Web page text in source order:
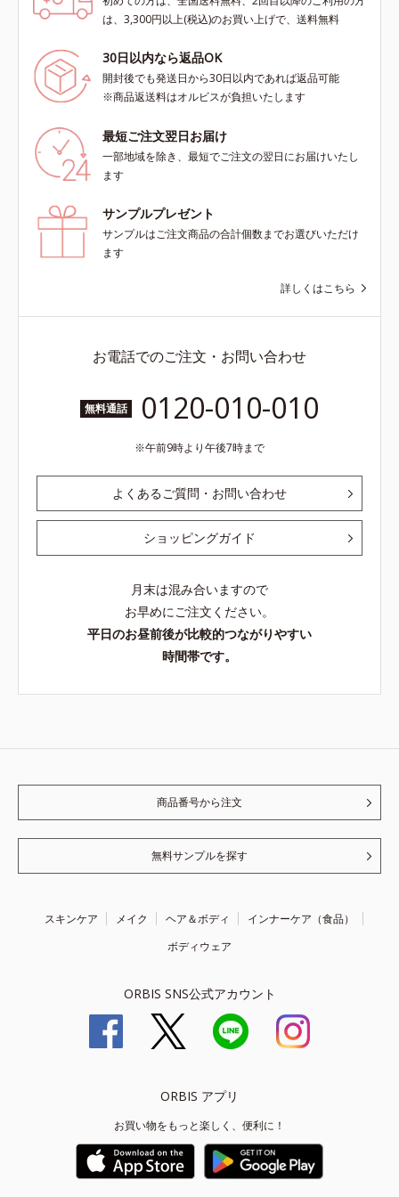
は、3,300円以上(税込)のお買い上げで、送料無料
30日以内なら返品OK
開封後でも発送日から30日以内であれば返品可能
※商品返送料はオルビスが負担いたします
最短ご注文翌日お届け
一部地域を除き、最短でご注文の翌日にお届けいたし
ます
サンプルプレゼント
サンプルはご注文商品の合計個数までお選びいただけ
ます
詳しくはこちら
お電話でのご注文・お問い合わせ
無料通話 0120-010-010
午前9時より午後7時まで
よくあるご質問・お問い合わせ
ショッピングガイド
月末は混み合いますので
お早めにご注文ください。
平日のお昼前後が比較的つながりやすい
時間帯です。
商品番号から注文
無料サンプルを探す
スキンケア メイク ヘア＆ボディ
インナーケア（食品）
ボディウェア
ORBIS SNS公式アカウント
ORBIS アプリ
お買い物をもっと楽しく、便利に！